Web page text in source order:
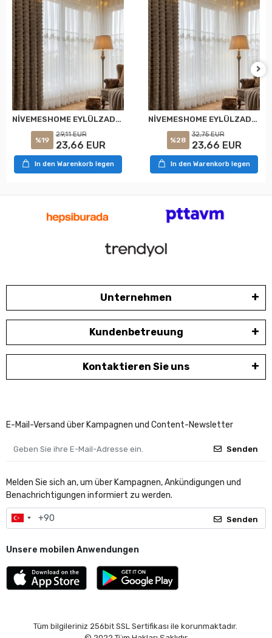
NİVEMESHOME EYLÜLZADE GOLD DETAY 1/2,5 PİLELİ TÜL PERDE APM
%19
29,11 EUR
23,66 EUR
In den Warenkorb legen
NİVEMESHOME EYLÜLZADE GOLD DETAY 1/3 PİLELİ TÜL PERDE APM
%28
32,75 EUR
23,66 EUR
In den Warenkorb legen
Unternehmen
Kundenbetreuung
Kontaktieren Sie uns
E-Mail-Versand über Kampagnen und Content-Newsletter
Senden
Melden Sie sich an, um über Kampagnen, Ankündigungen und
Benachrichtigungen informiert zu werden.
Senden
Unsere mobilen Anwendungen
Tüm bilgileriniz 256bit SSL Sertifikası ile korunmaktadır.